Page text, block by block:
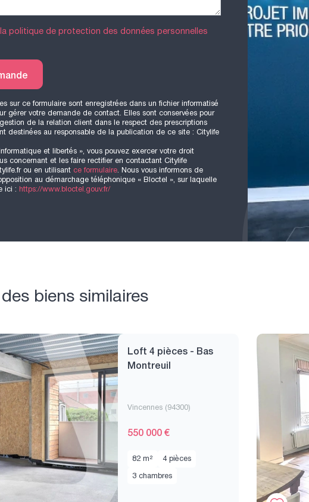
la politique de protection des données personnelles
sur ce formulaire sont enregistrées dans un fichier informatisé
gérer votre demande de contact. Elles sont conservées pour
de la relation client dans le respect des prescriptions
destinées au responsable de la publication de ce site : Citylife
et libertés », vous pouvez exercer votre droit
concernant et les faire rectifier en contactant Citylife
ou en utilisant ce formulaire. Nous vous informons de
au démarchage téléphonique « Bloctel », sur laquelle
ici : https://www.bloctel.gouv.fr/
biens similaires
Loft 4 pièces - Bas
Montreuil
Vincennes (94300)
550 000 €
82 m²
4 pièces
3 chambres